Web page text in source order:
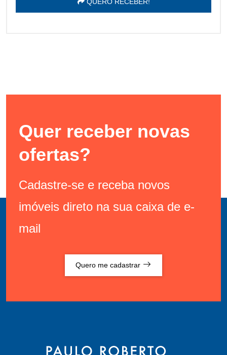
Quer receber novas
ofertas?
Cadastre-se e receba novos
imóveis direto na sua caixa de e-
mail
Quero me cadastrar